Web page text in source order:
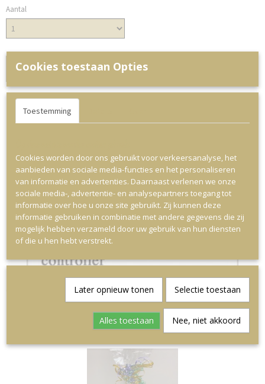
Aantal
IN WINKELWAGEN
Chocolade Playstation Controller
Cookies toestaan Opties
Toestemming
Cookies worden door ons gebruikt voor verkeersanalyse, het
aanbieden van sociale media-functies en het personaliseren
van informatie en advertenties. Daarnaast verlenen we onze
sociale media-, advertentie- en analysepartners toegang tot
informatie over hoe u onze site gebruikt. Zij kunnen deze
informatie gebruiken in combinatie met andere gegevens die zij
mogelijk hebben verzameld door uw gebruik van hun diensten
of die u hen hebt verstrekt.
Later opnieuw tonen Selectie toestaan
Alles toestaan Nee, niet akkoord